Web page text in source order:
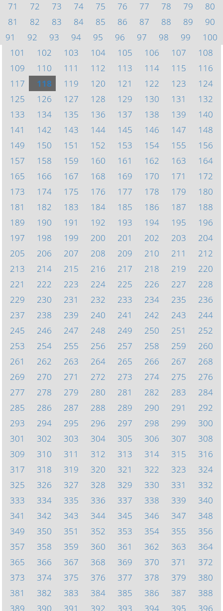
71
72 73 74 75 76 77 78 79
80
81
82 83 84 85 86 87 88 89
90
91
92 93 94 95 96 97 98 99
100
101
102 103 104 105 106 107
108
109
110 111 112 113 114 115
116
117
118 119 120 121 122 123
124
125
126 127 128 129 130 131
132
133
134 135 136 137 138 139
140
141
142 143 144 145 146 147
148
149
150 151 152 153 154 155
156
157
158 159 160 161 162 163
164
165
166 167 168 169 170 171
172
173
174 175 176 177 178 179
180
181
182 183 184 185 186 187
188
189
190 191 192 193 194 195
196
197
198 199 200 201 202 203
204
205
206 207 208 209 210 211
212
213
214 215 216 217 218 219
220
221
222 223 224 225 226 227
228
229
230 231 232 233 234 235
236
237
238 239 240 241 242 243
244
245
246 247 248 249 250 251
252
253
254 255 256 257 258 259
260
261
262 263 264 265 266 267
268
269
270 271 272 273 274 275
276
277
278 279 280 281 282 283
284
285
286 287 288 289 290 291
292
293
294 295 296 297 298 299
300
301
302 303 304 305 306 307
308
309
310 311 312 313 314 315
316
317
318 319 320 321 322 323
324
325
326 327 328 329 330 331
332
333
334 335 336 337 338 339
340
341
342 343 344 345 346 347
348
349
350 351 352 353 354 355
356
357
358 359 360 361 362 363
364
365
366 367 368 369 370 371
372
373
374 375 376 377 378 379
380
381
382 383 384 385 386 387
388
389
390 391 392 393 394 395 396